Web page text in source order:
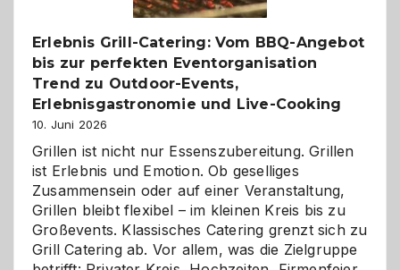
entdecken
Erlebnis Grill-Catering: Vom BBQ-Angebot
bis zur perfekten Eventorganisation
Trend zu Outdoor-Events,
Erlebnisgastronomie und Live-Cooking
10. Juni 2026
Grillen ist nicht nur Essenszubereitung. Grillen
ist Erlebnis und Emotion. Ob geselliges
Zusammensein oder auf einer Veranstaltung,
Grillen bleibt flexibel – im kleinen Kreis bis zu
Großevents. Klassisches Catering grenzt sich zu
Grill Catering ab. Vor allem, was die Zielgruppe